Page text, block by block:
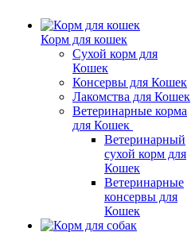
Корм для кошек
Сухой корм для
Кошек
Консервы для Кошек
Лакомства для Кошек
Ветеринарные корма
для Кошек
Ветеринарный
сухой корм для
Кошек
Ветеринарные
консервы для
Кошек